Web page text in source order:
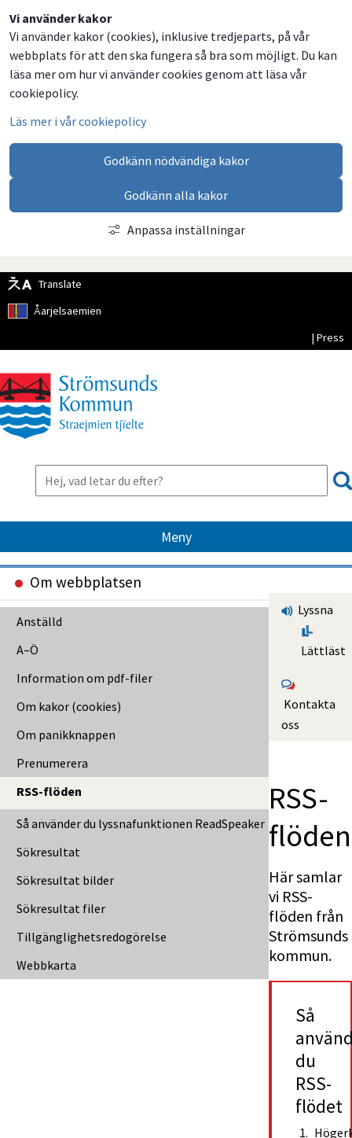
Vi använder kakor
Vi använder kakor (cookies), inklusive tredjeparts, på vår
webbplats för att den ska fungera så bra som möjligt. Du kan
läsa mer om hur vi använder cookies genom att läsa vår
cookiepolicy.
Läs mer i vår cookiepolicy
Godkänn nödvändiga kakor
Godkänn alla kakor
Anpassa inställningar
Translate
Åarjelsaemien
| Press
Meny
Om webbplatsen
Anställd
A–Ö
Information om pdf-filer
Om kakor (cookies)
Om panikknappen
Prenumerera
RSS-flöden
Så använder du lyssnafunktionen ReadSpeaker
Sökresultat
Sökresultat bilder
Sökresultat filer
Tillgänglig­hets­redo­görelse
Webbkarta
Lyssna
Lättläst
Kontakta
oss
RSS-
flöden
Här samlar
vi RSS-
flöden från
Strömsunds
kommun.
Så
du
RSS-
flödet
Dela
på
Facebook
Dela
på
Twitter
Dela
på
LinkedIn
Dela
via
email